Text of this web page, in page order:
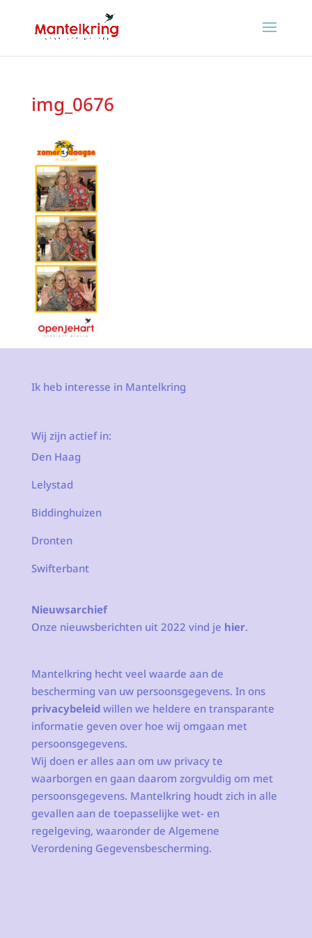
img_0676
Ik heb interesse in Mantelkring
Wij zijn actief in:
Den Haag
Lelystad
Biddinghuizen
Dronten
Swifterbant
Nieuwsarchief
Onze nieuwsberichten uit 2022 vind je hier.
Mantelkring hecht veel waarde aan de
bescherming van uw persoonsgegevens. In ons
privacybeleidwillen we heldere en transparante
informatie geven over hoe wij omgaan met
persoonsgegevens.
Wij doen er alles aan om uw privacy te
waarborgen en gaan daarom zorgvuldig om met
persoonsgegevens. Mantelkring houdt zich in alle
gevallen aan de toepasselijke wet- en
regelgeving, waaronder de Algemene
Verordening Gegevensbescherming.